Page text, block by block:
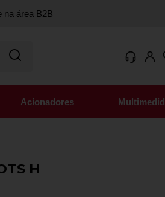
na área B2B
Acionadores
H